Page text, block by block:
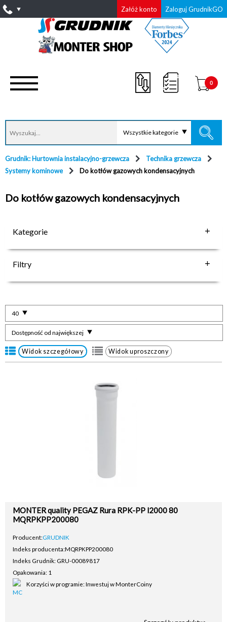
Załóż konto Zaloguj GrudnikGO
Wszystkie kategorie
0
Grudnik: Hurtownia instalacyjno-grzewcza
Technika grzewcza
Systemy kominowe
Do kotłów gazowych kondensacyjnych
Do kotłów gazowych kondensacyjnych
Kategorie
Filtry
Dostępność od największej
40
Widok szczegółowy Widok uproszczony
MONTER quality PEGAZ Rura RPK-PP l2000 80
MQRPKPP200080
Producent:GRUDNIK
Indeks producenta:MQRPKPP200080
Indeks Grudnik: GRU-00089817
Opakowania: 1
Korzyści w programie: Inwestuj w MonterCoiny